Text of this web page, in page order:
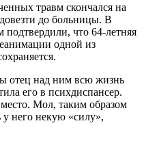
травм скончался на
до больницы. В
что 64-летняя
одной из
отец над ним всю жизнь
его в психдиспансер.
Мол, таким образом
у него некую «силу»,